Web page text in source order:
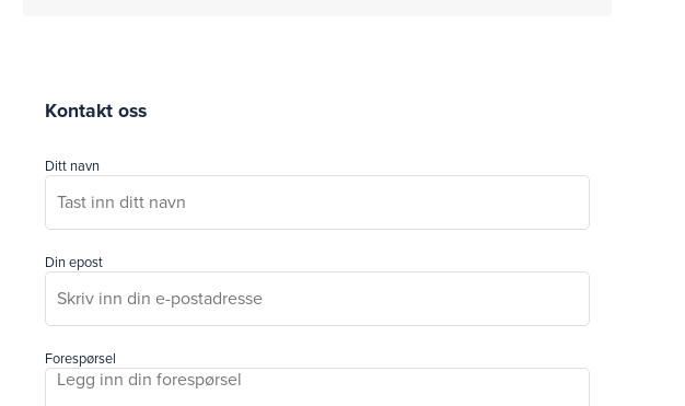
Kontakt oss
Ditt navn
Din epost
Forespørsel